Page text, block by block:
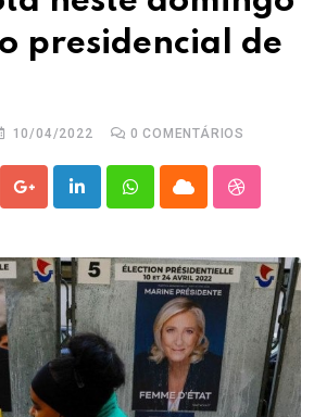
presidencial de
10/04/2022 0 COMENTÁRIOS
Google+LinkedInWhatsappCloud